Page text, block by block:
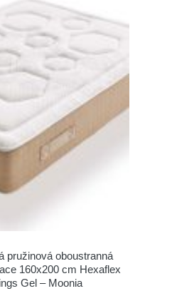
pružinová oboustranná
160x200 cm Hexaflex
Gel – Moonia